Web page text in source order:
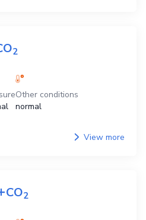
2
Other conditions
normal
View more
CO2